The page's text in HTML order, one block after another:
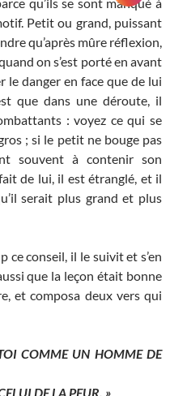
Petit ou grand, puissant
qu’après mûre réflexion,
on s’est porté en avant
le danger en face que de lui
que dans une déroute, il
: voyez ce qui se
; si le petit ne bouge pas
souvent à contenir son
de lui, il est étranglé, et il
serait plus grand et plus
ce conseil, il le suivit et s’en
que la leçon était bonne
et composa deux vers qui
COMME UN HOMME DE
DE LA PEUR. »